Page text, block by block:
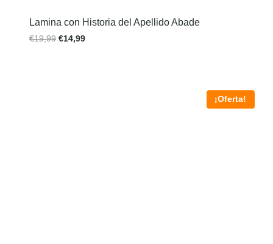
Lamina con Historia del Apellido Abade
€19,99 €14,99
¡Oferta!